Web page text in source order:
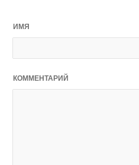
ИМЯ
КОММЕНТАРИЙ